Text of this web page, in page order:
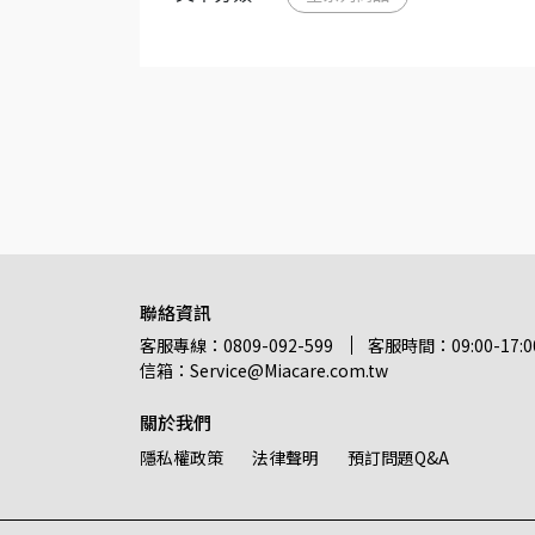
聯絡資訊
客服專線：0809-092-599
客服時間：09:00-
信箱：Service@Miacare.com.tw
關於我們
隱私權政策 法律聲明 預訂問題Q&A